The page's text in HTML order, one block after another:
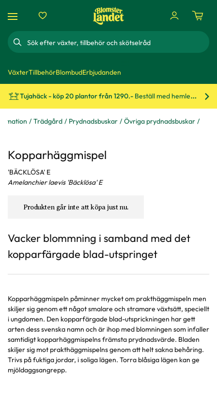
Sök
VäxterTillbehörBlombudErbjudanden
Tujahäck - köp 20 plantor från 1290.- Beställ med hemleverans!
Trädgård Prydnadsbuskar Övriga prydnadsbuskar
Kopparhäggmispel
'BÄCKLÖSA' E
Amelanchier laevis 'Bäcklösa' E
Produkten går inte att köpa just nu.
Vacker blommning i samband med det
kopparfärgade blad-utspringet
Kopparhäggmispeln påminner mycket om prakthäggmispeln men
skiljer sig genom ett något smalare och stramare växtsätt, speciellt
i ungdomen. Den kopparfärgade blad-utsprickningen har gett
arten dess svenska namn och är ihop med blomningen som infaller
samtidigt kopparhäggmispelns främsta prydnadsvärde. Bladen
skiljer sig mot prakthäggmispelns genom att helt sakna behåring.
Trivs på fuktiga jordar, i soliga lägen. Torra blåsiga lägen kan ge
mjöldaggsangrepp.